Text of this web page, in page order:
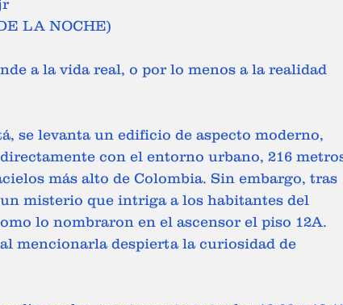
LA NOCHE)
a la vida real, o por lo menos a la realidad
se levanta un edificio de aspecto moderno,
con el entorno urbano, 216
más alto de Colombia. Sin embargo, tras
misterio que intriga a los habitantes del
lo nombraron en el ascensor el piso 12A.
mencionarla despierta la curiosidad de